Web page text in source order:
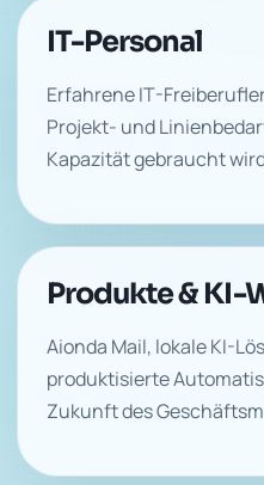
IT-Personal
Erfahrene IT-
Projekt- und
Kapazität gebraucht
Produkte & KI-
Aionda Mail, lokale KI-
produktisierte
Zukunft des